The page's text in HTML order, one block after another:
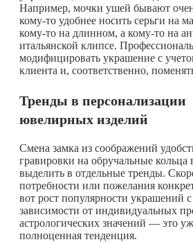
Например, мочки ушей бывают
кому-то удобнее носить серьги на
кому-то на длинном, а кому-то на
итальянской клипсе.
модифицировать украшение с
клиента и, соответственно,
Тренды в персонализации
ювелирных изделий
Смена замка из соображений
гравировки на обручальные
выделить в отдельные тренды.
потребности или пожелания
вот рост популярности украшений
зависимости от индивидуальных
астрологических значений — это
полноценная тенденция.